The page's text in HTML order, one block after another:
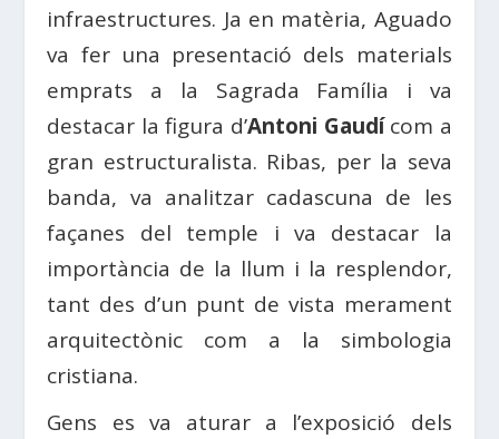
infraestructures. Ja en matèria, Aguado
va fer una presentació dels materials
emprats a la Sagrada Família i va
destacar la figura d’Antoni Gaudícom a
gran estructuralista. Ribas, per la seva
banda, va analitzar cadascuna de les
façanes del temple i va destacar la
importància de la llum i la resplendor,
tant des d’un punt de vista merament
arquitectònic com a la simbologia
cristiana.
Gens es va aturar a l’exposició dels